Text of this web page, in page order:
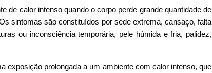
de calor intenso quando o corpo perde grande quantidade de
sintomas são constituídos por sede extrema, cansaço, falta
ou inconsciência temporária, pele húmida e fria, palidez,
exposição prolongada a um ambiente com calor intenso, que